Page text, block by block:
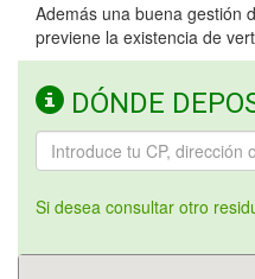
Además una buena gestión
previene la existencia de
DÓNDE
Si desea consultar otro